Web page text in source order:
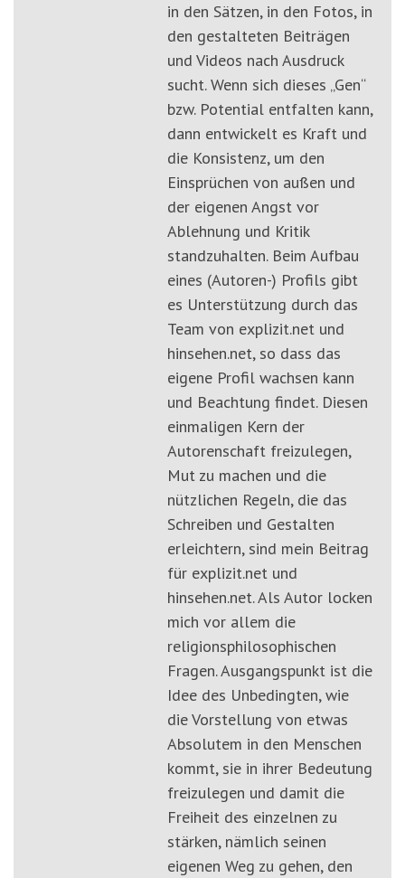
in den Sätzen, in den Fotos, in
den gestalteten Beiträgen
und Videos nach Ausdruck
sucht. Wenn sich dieses „Gen“
bzw. Potential entfalten kann,
dann entwickelt es Kraft und
die Konsistenz, um den
Einsprüchen von außen und
der eigenen Angst vor
Ablehnung und Kritik
standzuhalten. Beim Aufbau
eines (Autoren-) Profils gibt
es Unterstützung durch das
Team von explizit.net und
hinsehen.net, so dass das
eigene Profil wachsen kann
und Beachtung findet. Diesen
einmaligen Kern der
Autorenschaft freizulegen,
Mut zu machen und die
nützlichen Regeln, die das
Schreiben und Gestalten
erleichtern, sind mein Beitrag
für explizit.net und
hinsehen.net. Als Autor locken
mich vor allem die
religionsphilosophischen
Fragen. Ausgangspunkt ist die
Idee des Unbedingten, wie
die Vorstellung von etwas
Absolutem in den Menschen
kommt, sie in ihrer Bedeutung
freizulegen und damit die
Freiheit des einzelnen zu
stärken, nämlich seinen
eigenen Weg zu gehen, den